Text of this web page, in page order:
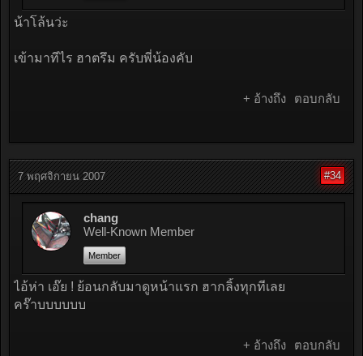
น้าโล้นว่ะ
เข้ามาทีไร ฮาตรึม ครับพี่น้องคับ
+ อ้างถึง ตอบกลับ
7 พฤศจิกายน 2007 #34
chang
Well-Known Member
Member
ไอ้ห่า เอ๊ย ! ย้อนกลับมาดูหน้าแรก ฮากลิ้งทุกทีเลย
คร๊าบบบบบบ
+ อ้างถึง ตอบกลับ